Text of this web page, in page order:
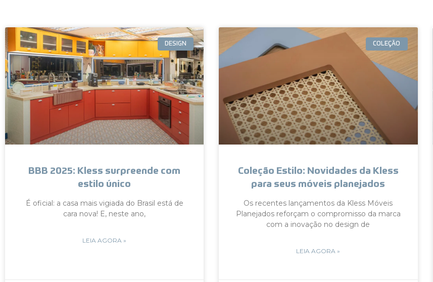
DESIGN
BBB 2025: Kless surpreende com
estilo único
É oficial: a casa mais vigiada do Brasil está de
cara nova! E, neste ano,
LEIA AGORA »
COLEÇÃO
Coleção Estilo: Novidades da Kless
para seus móveis planejados
Os recentes lançamentos da Kless Móveis
Planejados reforçam o compromisso da marca
com a inovação no design de
LEIA AGORA »